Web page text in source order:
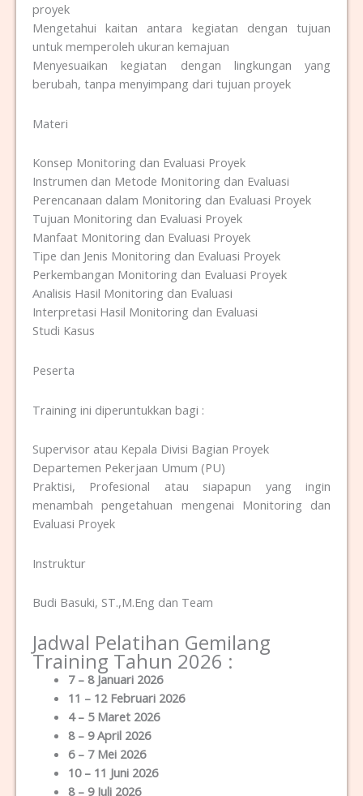
proyek
Mengetahui kaitan antara kegiatan dengan tujuan
untuk memperoleh ukuran kemajuan
Menyesuaikan kegiatan dengan lingkungan yang
berubah, tanpa menyimpang dari tujuan proyek
Materi
Konsep Monitoring dan Evaluasi Proyek
Instrumen dan Metode Monitoring dan Evaluasi
Perencanaan dalam Monitoring dan Evaluasi Proyek
Tujuan Monitoring dan Evaluasi Proyek
Manfaat Monitoring dan Evaluasi Proyek
Tipe dan Jenis Monitoring dan Evaluasi Proyek
Perkembangan Monitoring dan Evaluasi Proyek
Analisis Hasil Monitoring dan Evaluasi
Interpretasi Hasil Monitoring dan Evaluasi
Studi Kasus
Peserta
Training ini diperuntukkan bagi :
Supervisor atau Kepala Divisi Bagian Proyek
Departemen Pekerjaan Umum (PU)
Praktisi, Profesional atau siapapun yang ingin
menambah pengetahuan mengenai Monitoring dan
Evaluasi Proyek
Instruktur
Budi Basuki, ST.,M.Eng dan Team
Jadwal Pelatihan Gemilang
Training Tahun 2026 :
7 – 8 Januari 2026
11 – 12 Februari 2026
4 – 5 Maret 2026
8 – 9 April 2026
6 – 7 Mei 2026
10 – 11 Juni 2026
8 – 9 Juli 2026